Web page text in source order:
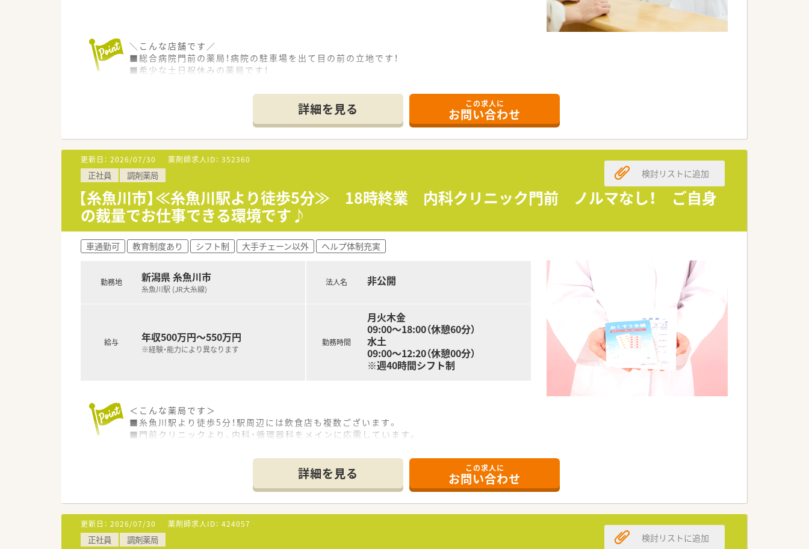
＼こんな店舗です／
■総合病院門前の薬局！病院の駐車場を出て目の前の立地です！
■希少な土日祝休みの薬局です！
■薬剤師は常時3名体制です。
■店舗横に駐車場スペースもございます。
■店舗は2か所に出入り口があり、空気循環しやすい造りになってます。
＼こんな法人です／
◎地域医療に貢献し、地域の生活者に信頼される薬局を目指しています。
◎全国に約350店舗以上を展開中！成長を続ける企業です。
◎最新システムの導入や健康フェアの開催を通じて、
患者さまとのコミュニケーションを大切にしています。
◎患者様のＱＯＬ、ＡＤＬを考慮した服薬指導、最新のＩＣＴを導入した薬歴管理を行っています。そのために最新システムの導入や健
康フェアの開催を通じて、地域に根ざした薬局を作り上げています。
◎在宅取り扱い店舗も全国に広がっており、これから必要とされる薬局のために取り組んでいます。
＼こんな働き方です／
患者さまの生活の質や日常動作を考慮した服薬指導を行っています。
◎地域の患者さんが多く来局されています。
◎レセプト用コンピュータ、POSレジ、在庫管理システムを連動させています。
◎レセプト入力と併せて在庫情報をサーバーに集約できる環境を全店舗で展開！
◎最新のＩＣＴを導入した薬歴管理を行っています。現役薬剤師さんの負担軽減に努めてます。
＼研修制度／
◎地域と人を結ぶ「健康教室」を開催！
◎社外から講師を招き、地域の皆様へ予防医療の講座を実施しています。
◎調剤過誤防止については「研究会報」として全社共有しています。
詳細を見る この求人に
お問い合わせ
更新日： 2026/07/30 薬剤師求人ID： 352360
正社員 調剤薬局
【糸魚川市】≪糸魚川駅より徒歩5分≫ 18時終業 内科クリニック門前 ノルマなし！ ご自身
の裁量でお仕事できる環境です♪
検討リストに追加
車通勤可 教育制度あり シフト制 大手チェーン以外 ヘルプ体制充実
勤務地 新潟県 糸魚川市
糸魚川駅 (JR大糸線)
給与 年収500万円～550万円
※経験・能力により異なります
法人名 非公開
勤務時間
月火木金
09:00～18:00（休憩60分）
水土
09:00～12:20（休憩00分）
※週40時間シフト制
＜こんな薬局です＞
■糸魚川駅より徒歩5分！駅周辺には飲食店も複数ございます。
■門前クリニックより、内科・循環器科をメインに応需しています。
■大通りから1歩入った路地にございます。
■門前の先生は穏やかで優しく、丁寧に診察して下さると評判の方です。
＜各種手当＆サポート体制＞
■1つの店舗で長く働くことができる環境を整えておりますので、基本的に無理な異動はございません。
■会社都合での転勤が可能な方には、住居手当（上限30,000円）が支給されます。
■定期的に社内薬剤師勉強会を開催しています。
■各種外部講習会への参加費援助やWEBラーニング受講等、資質向上の為の全面的なバックアップを行っております。
詳細を見る この求人に
お問い合わせ
更新日： 2026/07/30 薬剤師求人ID： 424057
正社員 調剤薬局 検討リストに追加